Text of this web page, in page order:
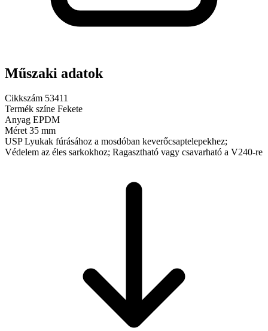
Műszaki adatok
Cikkszám 53411
Termék színe Fekete
Anyag EPDM
Méret 35 mm
USP Lyukak fúrásához a mosdóban keverőcsaptelepekhez;
Védelem az éles sarkokhoz; Ragasztható vagy csavarható a V240-re